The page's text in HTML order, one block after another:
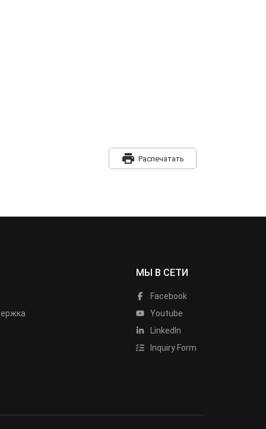
print Распечатать
МЫ В СЕТИ
Facebook
Youtube
LinkedIn
Inquiry Form